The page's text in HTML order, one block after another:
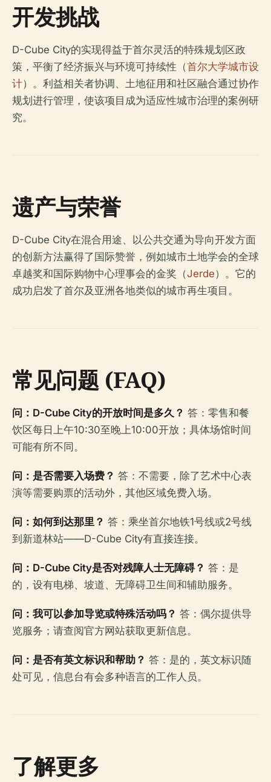
开发挑战
D-Cube City的实现得益于首尔灵活的特殊规划区政
策，平衡了经济振兴与环境可持续性（首尔大学城市设
计）。利益相关者协调、土地征用和社区融合通过协作
规划进行管理，使该项目成为适应性城市治理的案例研
究。
遗产与荣誉
D-Cube City在混合用途、以公共交通为导向开发方面
的创新方法赢得了国际赞誉，例如城市土地学会的全球
卓越奖和国际购物中心理事会的金奖（Jerde）。它的
成功启发了首尔及亚洲各地类似的城市再生项目。
常见问题 (FAQ)
问：D-Cube City的开放时间是多久？ 答：零售和餐
饮区每日上午10:30至晚上10:00开放；具体场馆时间
可能有所不同。
问：是否需要入场费？ 答：不需要，除了艺术中心表
演等需要购票的活动外，其他区域免费入场。
问：如何到达那里？ 答：乘坐首尔地铁1号线或2号线
到新道林站——D-Cube City有直接连接。
问：D-Cube City是否对残障人士无障碍？ 答：是
的，设有电梯、坡道、无障碍卫生间和辅助服务。
问：我可以参加导览或特殊活动吗？ 答：偶尔提供导
览服务；请查阅官方网站获取更新信息。
问：是否有英文标识和帮助？ 答：是的，英文标识随
处可见，信息台有会多种语言的工作人员。
了解更多